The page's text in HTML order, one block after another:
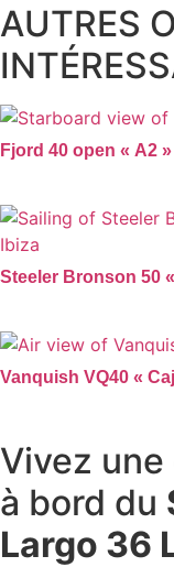
AUTRES
Fjord 40 open « A2 »
Steeler Bronson 50
Vanquish VQ40 «
Vivez
à bord du
Largo 36